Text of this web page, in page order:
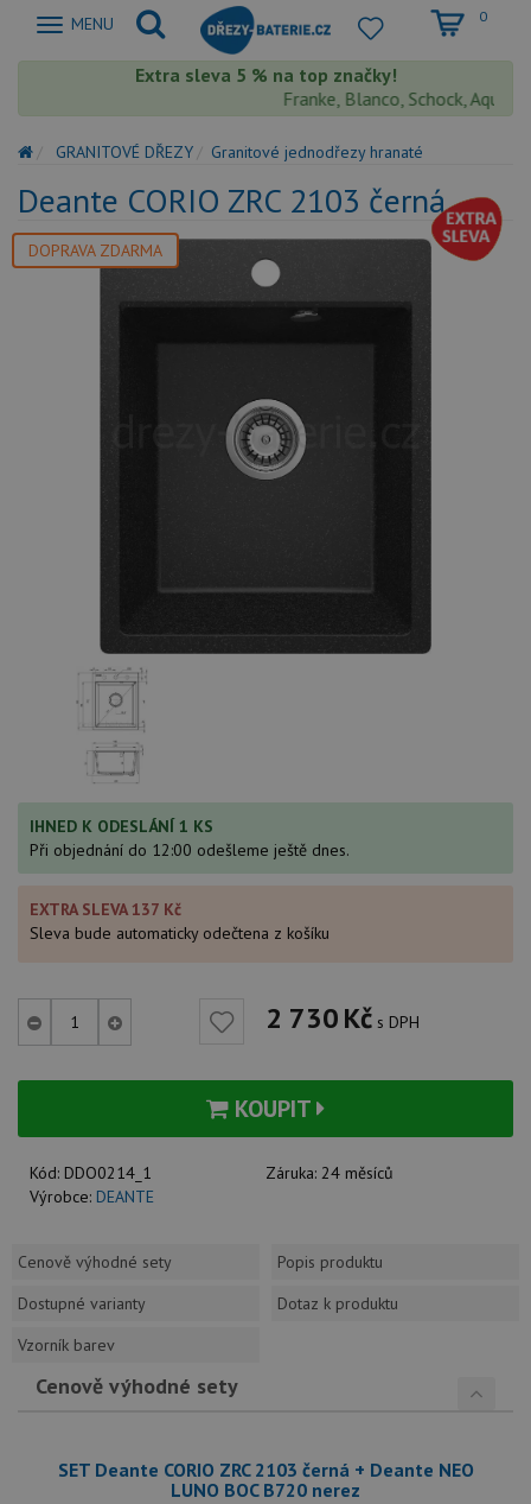
Zobrazit
MENU 0
Extra sleva 5 % na top značky!
Franke, Blanco, Schock,
GRANITOVÉ DŘEZY Granitové jednodřezy hranaté
Deante CORIO ZRC 2103 černá
DOPRAVA ZDARMA
IHNED K ODESLÁNÍ 1 KS
Při objednání do 12:00 odešleme ještě dnes.
EXTRA SLEVA 137 Kč
Sleva bude automaticky odečtena z košíku
2 730Kč s DPH
KOUPIT
Kód: DDO0214_1 Záruka: 24 měsíců
Výrobce: DEANTE
Cenově výhodné sety
Popis produktu
Dostupné varianty
Dotaz k produktu
Vzorník barev
Cenově výhodné sety
SET Deante CORIO ZRC 2103 černá + Deante NEO
LUNO BOC B720 nerez